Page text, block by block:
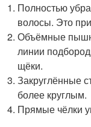
Полностью
волосы. Это
Объёмные
линии
щёки.
Закруглённые
более круглым.
Прямые чёлки